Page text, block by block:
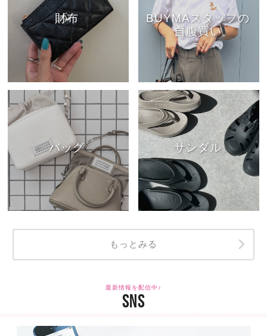
財布
BUYMAスタッフの
自腹買い
バッグ サンダル
もっとみる
最新情報を配信中♪
SNS